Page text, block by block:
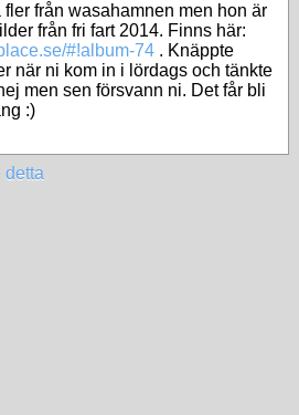
fler från wasahamnen men hon är
från fri fart 2014. Finns här:
#!album-74 . Knäppte
när ni kom in i lördags och tänkte
men sen försvann ni. Det får bli
:)
detta